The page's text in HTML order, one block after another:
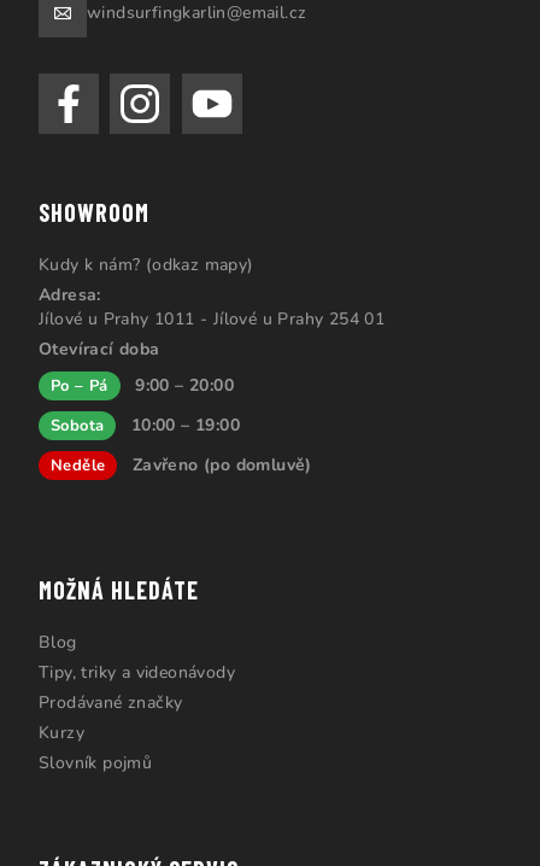
windsurfingkarlin@email.cz
SHOWROOM
Kudy k nám? (odkaz mapy)
Adresa:
Jílové u Prahy 1011 - Jílové u Prahy 254 01
Otevírací doba
Po – Pá 9:00 – 20:00
Sobota 10:00 – 19:00
Neděle Zavřeno (po domluvě)
MOŽNÁ HLEDÁTE
Blog
Tipy, triky a videonávody
Prodávané značky
Kurzy
Slovník pojmů